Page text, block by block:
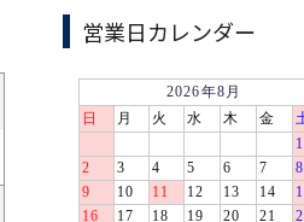
営業日カレンダー